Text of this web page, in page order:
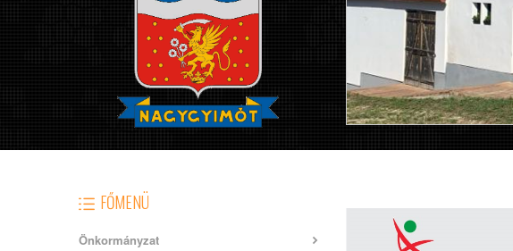
FŐMENÜ
Önkormányzat